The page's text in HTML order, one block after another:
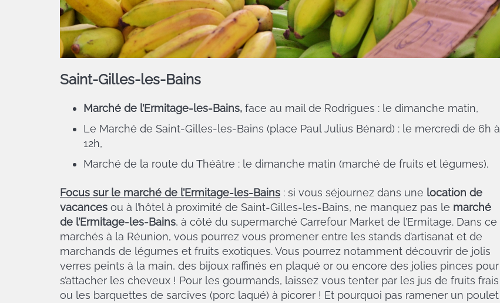
Saint-Gilles-les-Bains
Marché de l’Ermitage-les-Bains, face au mail de Rodrigues : le dimanche matin,
Le Marché de Saint-Gilles-les-Bains (place Paul Julius Bénard) : le mercredi de 6h à
12h,
Marché de la route du Théâtre : le dimanche matin (marché de fruits et légumes).
Focus sur le marché de l’Ermitage-les-Bains : si vous séjournez dans une location de
vacances ou à l’hôtel à proximité de Saint-Gilles-les-Bains, ne manquez pas le marché
de l’Ermitage-les-Bains, à côté du supermarché Carrefour Market de l’Ermitage. Dans ce
marchés à la Réunion, vous pourrez vous promener entre les stands d’artisanat et de
marchands de légumes et fruits exotiques. Vous pourrez notamment découvrir de jolis
verres peints à la main, des bijoux raffinés en plaqué or ou encore des jolies pinces pour
s’attacher les cheveux ! Pour les gourmands, laissez vous tenter par les jus de fruits frais
ou les barquettes de sarcives (porc laqué) à picorer ! Et pourquoi pas ramener un poulet